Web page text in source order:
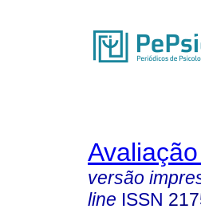
versão
line ISSN